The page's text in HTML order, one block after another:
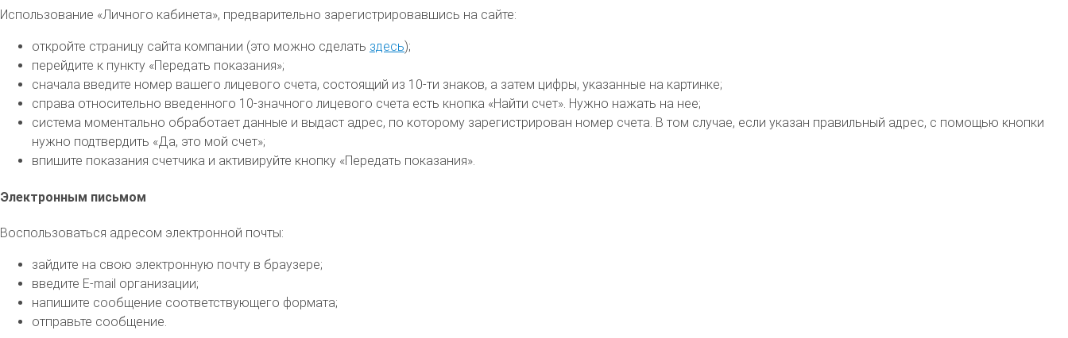
Использование «Личного кабинета», предварительно зарегистрировавшись на сайте:
откройте страницу сайта компании (это можно сделать здесь);
перейдите к пункту «Передать показания»;
сначала введите номер вашего лицевого счета, состоящий из 10-ти знаков, а затем цифры, указанные на картинке;
справа относительно введенного 10-значного лицевого счета есть кнопка «Найти счет». Нужно нажать на нее;
система моментально обработает данные и выдаст адрес, по которому зарегистрирован номер счета. В том случае, если указан правильный адрес, с помощью кнопки
нужно подтвердить «Да, это мой счет»;
впишите показания счетчика и активируйте кнопку «Передать показания».
Электронным письмом
Воспользоваться адресом электронной почты:
зайдите на свою электронную почту в браузере;
введите E-mail организации;
напишите сообщение соответствующего формата;
отправьте сообщение.